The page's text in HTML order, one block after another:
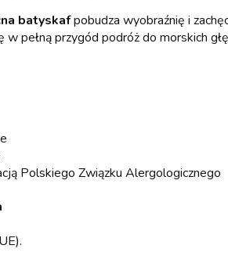
batyskafpobudza wyobraźnię i
pełną przygód podróż do morskich
Polskiego Związku Alergologicznego